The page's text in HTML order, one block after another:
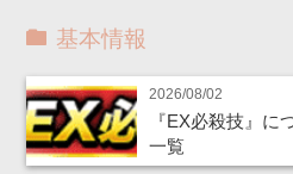
基本情報
2026/08/02
『EX必殺技』に
一覧